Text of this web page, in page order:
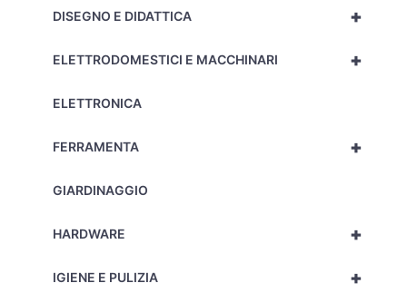
+
DISEGNO E DIDATTICA
+
ELETTRODOMESTICI E MACCHINARI
ELETTRONICA
+
FERRAMENTA
GIARDINAGGIO
+
HARDWARE
+
IGIENE E PULIZIA